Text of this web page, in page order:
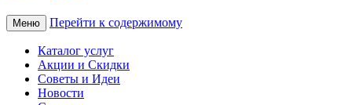
Меню Перейти к содержимому
Каталог услуг
Акции и Скидки
Советы и Идеи
Новости